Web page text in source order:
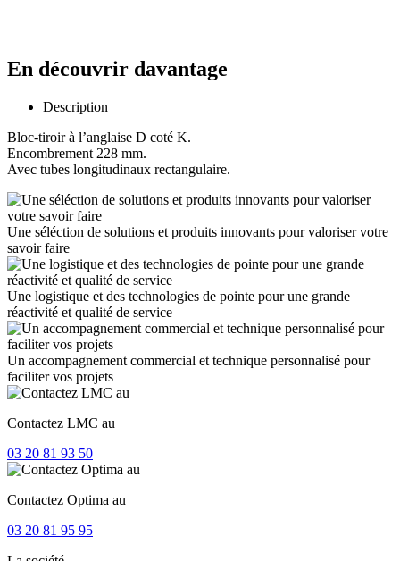
En découvrir davantage
Description
Bloc-tiroir à l’anglaise D coté K.
Encombrement 228 mm.
Avec tubes longitudinaux rectangulaire.
Une séléction de solutions et produits innovants pour valoriser votre
savoir faire
Une logistique et des technologies de pointe pour une grande
réactivité et qualité de service
Un accompagnement commercial et technique personnalisé pour
faciliter vos projets
Contactez LMC au
03 20 81 93 50
Contactez Optima au
03 20 81 95 95